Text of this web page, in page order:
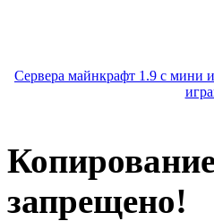
Сервера майнкрафт 1.9 с мини
запрещено!